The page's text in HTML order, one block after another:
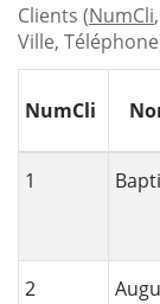
Clients (NumCli
Ville,
NumCli
1
2